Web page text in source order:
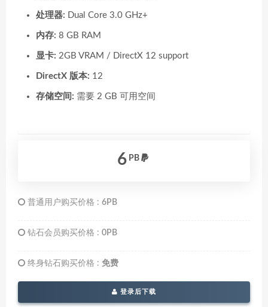
处理器: Dual Core 3.0 GHz+
内存: 8 GB RAM
显卡: 2GB VRAM / DirectX 12 support
DirectX 版本: 12
存储空间: 需要 2 GB 可用空间
6 PB
普通用户购买价格 : 6PB
钻石会员购买价格 : 0PB
终身钻石购买价格 : 免费
登录后下载